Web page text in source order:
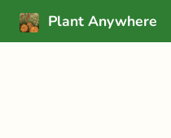
Plant Anywhere